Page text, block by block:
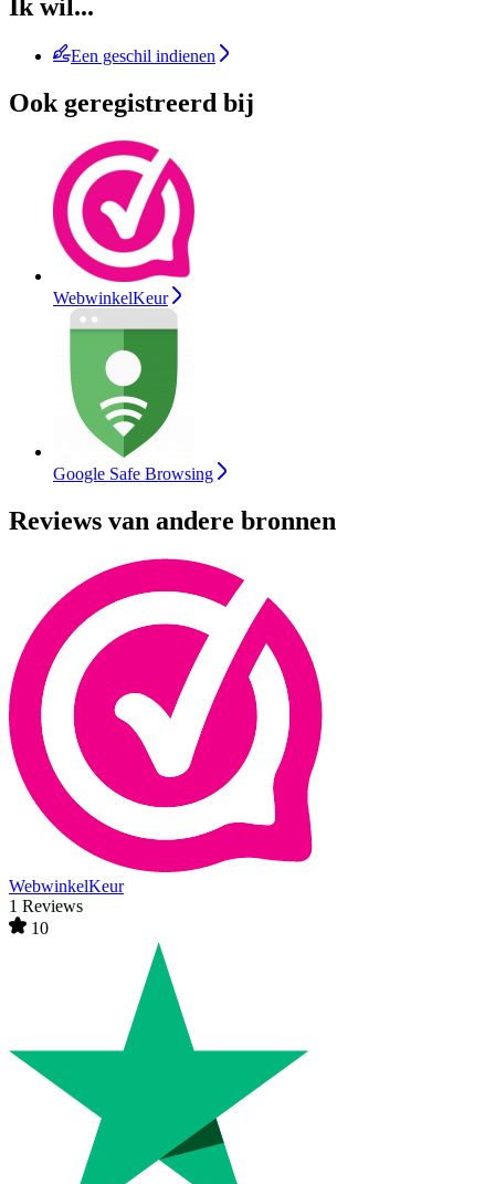
Ik wil...
Een geschil indienen
Ook geregistreerd bij
WebwinkelKeur
Google Safe Browsing
Reviews van andere bronnen
WebwinkelKeur
1 Reviews
10